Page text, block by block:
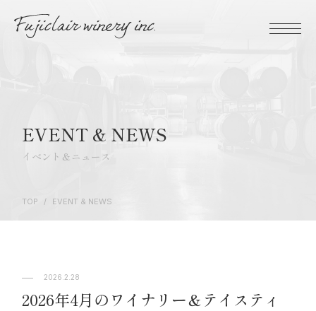
EVENT & NEWS
イベント＆ニュース
TOP / EVENT & NEWS
2026.2.28
2026年4月のワイナリー＆テイスティ